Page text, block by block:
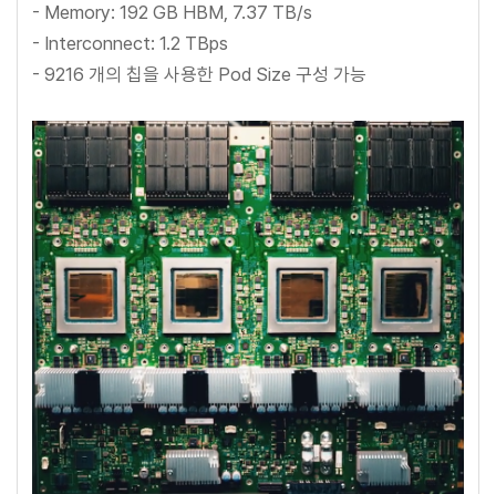
- Memory: 192 GB HBM, 7.37 TB/s
- Interconnect: 1.2 TBps
- 9216 개의 칩을 사용한 Pod Size 구성 가능